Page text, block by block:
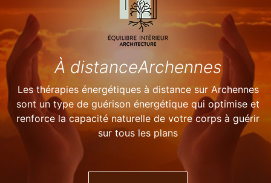
À distanceArchennes
Les thérapies énergétiques à distance sur Archennes
sont un type de guérison énergétique qui optimise et
renforce la capacité naturelle de votre corps à guérir
sur tous les plans